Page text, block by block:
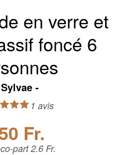
en verre et
foncé 6
Sylvae
1 avis
Fr.
part 2.6 Fr.